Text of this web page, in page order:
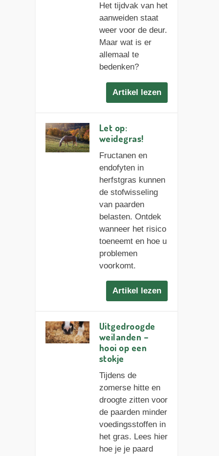
Het tijdvak van het
aanweiden staat
weer voor de deur.
Maar wat is er
allemaal te
bedenken?
Artikel lezen
Let op:
weidegras!
Fructanen en
endofyten in
herfstgras kunnen
de stofwisseling
van paarden
belasten. Ontdek
wanneer het risico
toeneemt en hoe u
problemen
voorkomt.
Artikel lezen
Uitgedroogde
weilanden –
hooi op een
stokje
Tijdens de
zomerse hitte en
droogte zitten voor
de paarden minder
voedingsstoffen in
het gras. Lees hier
hoe je je paard